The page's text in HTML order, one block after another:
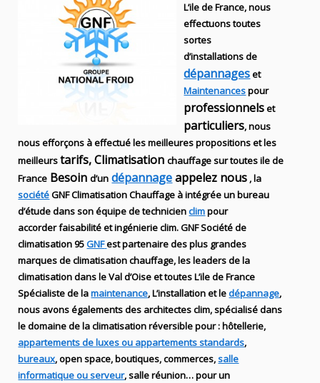
L’ile de France, nous
effectuons toutes
sortes
d’installationsde
dépannageset
Maintenancespour
professionnelset
particuliers, nous
nous efforçons à effectué les meilleures propositions et les
meilleurstarifs, Climatisationchauffage sur toutes ile de
France Besoind’un dépannageappelez nous , la
sociétéGNFClimatisation Chauffage à intégrée un bureau
d’étude dans son équipe de technicienclimpour
accorder faisabilité et ingénierieclim.GNFSociété de
climatisation 95GNFest partenaire des plus grandes
marques declimatisation chauffage, les leadersde la
climatisation dans le Val d’Oise et toutes L’ile de France
Spécialiste delamaintenance, L’installationet ledépannage,
nous avons égalements des architectes clim,spécialisé dans
le domaine de laclimatisation réversiblepour : hôtellerie,
appartements de luxes ou appartements standards,
bureaux, open space, boutiques, commerces,salle
informatique ou serveur, salle réunion… pour un